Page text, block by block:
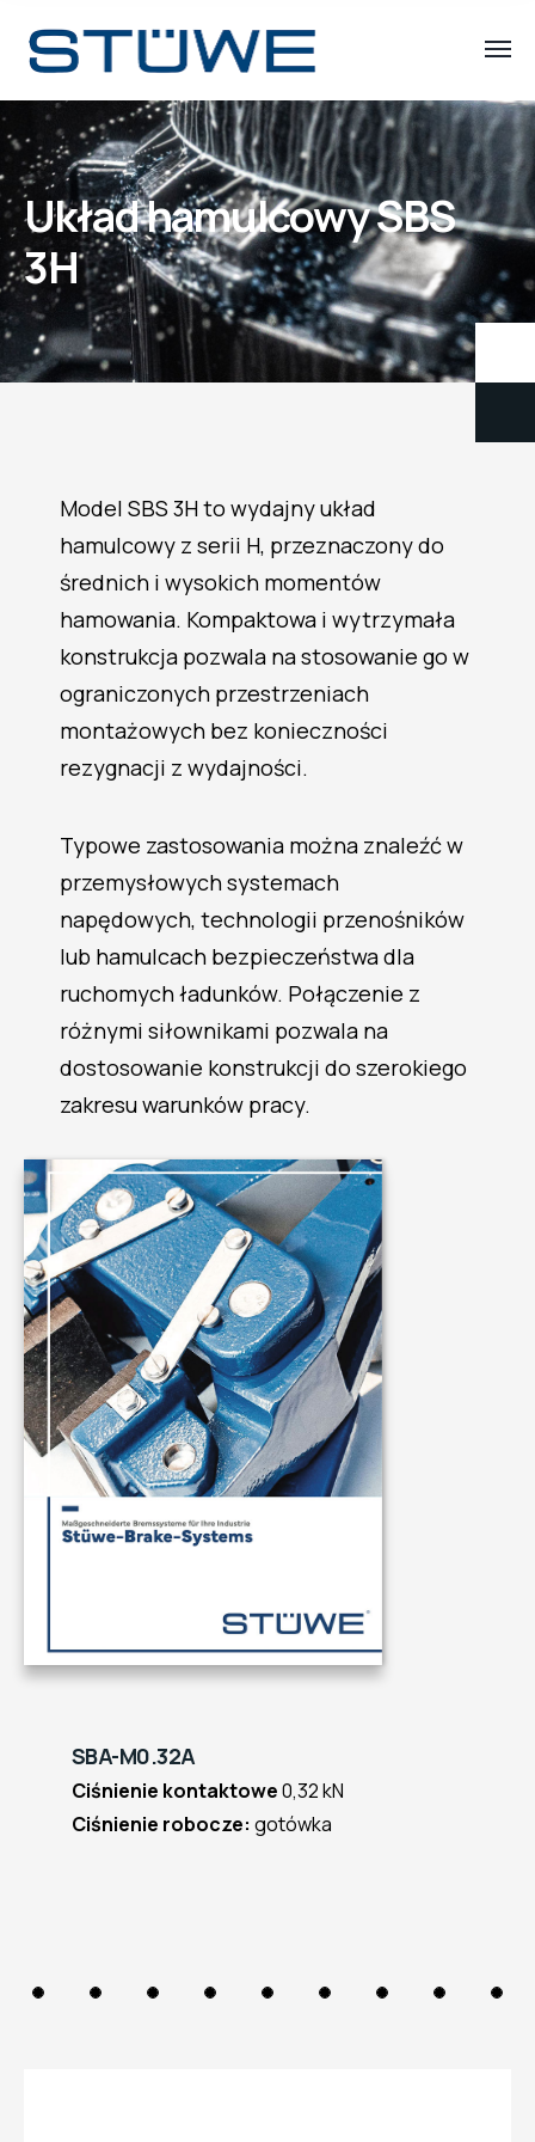
Układ hamulcowy SBS
3H
Model SBS 3H to wydajny układ
hamulcowy z serii H, przeznaczony do
średnich i wysokich momentów
hamowania. Kompaktowa i wytrzymała
konstrukcja pozwala na stosowanie go w
ograniczonych przestrzeniach
montażowych bez konieczności
rezygnacji z wydajności.
Typowe zastosowania można znaleźć w
przemysłowych systemach
napędowych, technologii przenośników
lub hamulcach bezpieczeństwa dla
ruchomych ładunków. Połączenie z
różnymi siłownikami pozwala na
dostosowanie konstrukcji do szerokiego
zakresu warunków pracy.
SBA-M0.32A
Ciśnienie kontaktowe0,32 kN
Ciśnienie robocze: gotówka